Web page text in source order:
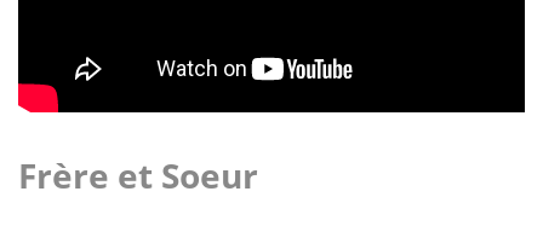
Frère et Soeur